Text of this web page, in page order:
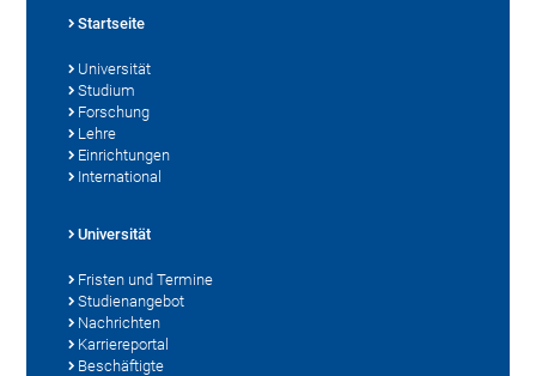
Startseite
Universität
Studium
Forschung
Lehre
Einrichtungen
International
Universität
Fristen und Termine
Studienangebot
Nachrichten
Karriereportal
Beschäftigte